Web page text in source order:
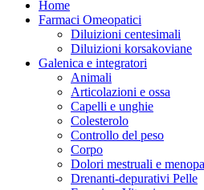
Home
Farmaci Omeopatici
Diluizioni centesimali
Diluizioni korsakoviane
Galenica e integratori
Animali
Articolazioni e ossa
Capelli e unghie
Colesterolo
Controllo del peso
Corpo
Dolori mestruali e
Drenanti-depurativi Pelle